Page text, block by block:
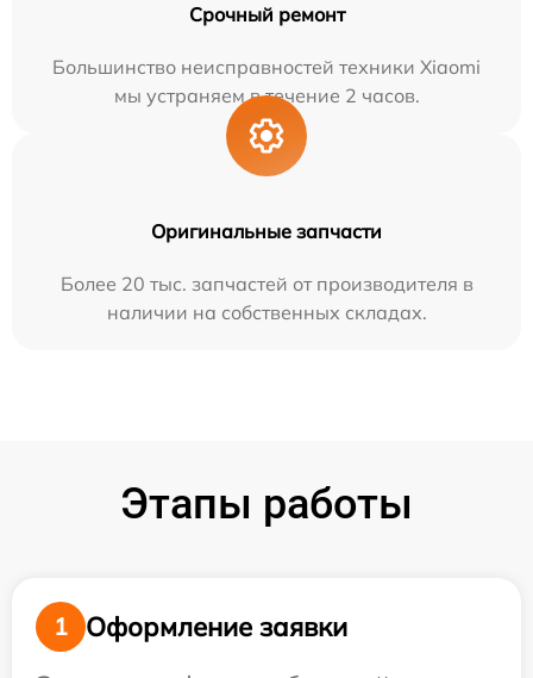
Срочный ремонт
Большинство неисправностей техники Xiaomi
мы устраняем в течение 2 часов.
Оригинальные запчасти
Более 20 тыс. запчастей от производителя в
наличии на собственных складах.
Этапы работы
1
Оформление заявки